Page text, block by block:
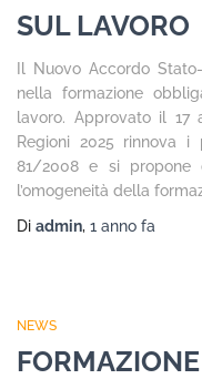
SUL LAVORO
Il Nuovo Accordo
nella formazione
lavoro. Approvato il 17
Regioni 2025 rinnova
81/2008 e si propone
l’omogeneità della
Di admin, 1 anno fa
NEWS